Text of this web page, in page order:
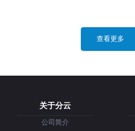
查看更多
关于分云
公司简介